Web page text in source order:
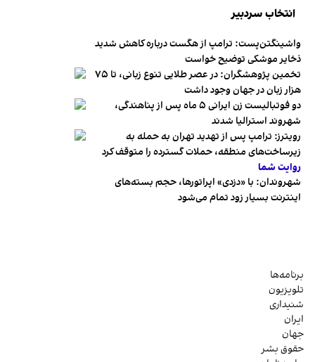
انتخاب سردبیر
واشینگتن‌پست: ترامپ از هگست درباره کاهش شدید
ذخایر موشکی توضیح خواست
تخمین پژوهشگران: در عصر طلایی تنوع زبانی، تا ۷۵
هزار زبان در جهان وجود داشت
دو فوتبالیست زن ایرانی ۵ ماه پس از پناهندگی،
شهروند استرالیا شدند
رویترز: ترامپ پس از تهدید تهران به حمله به
زیرساخت‌های منطقه، حملات گسترده را متوقف کرد
روایت شما
شهروندان:‌ با «دزدی» اپراتورها، حجم بسته‌های
اینترنت بسیار زود تمام می‌شود
برنامه‌ها
تلویزیون
شنیداری
ایران
جهان
حقوق بشر